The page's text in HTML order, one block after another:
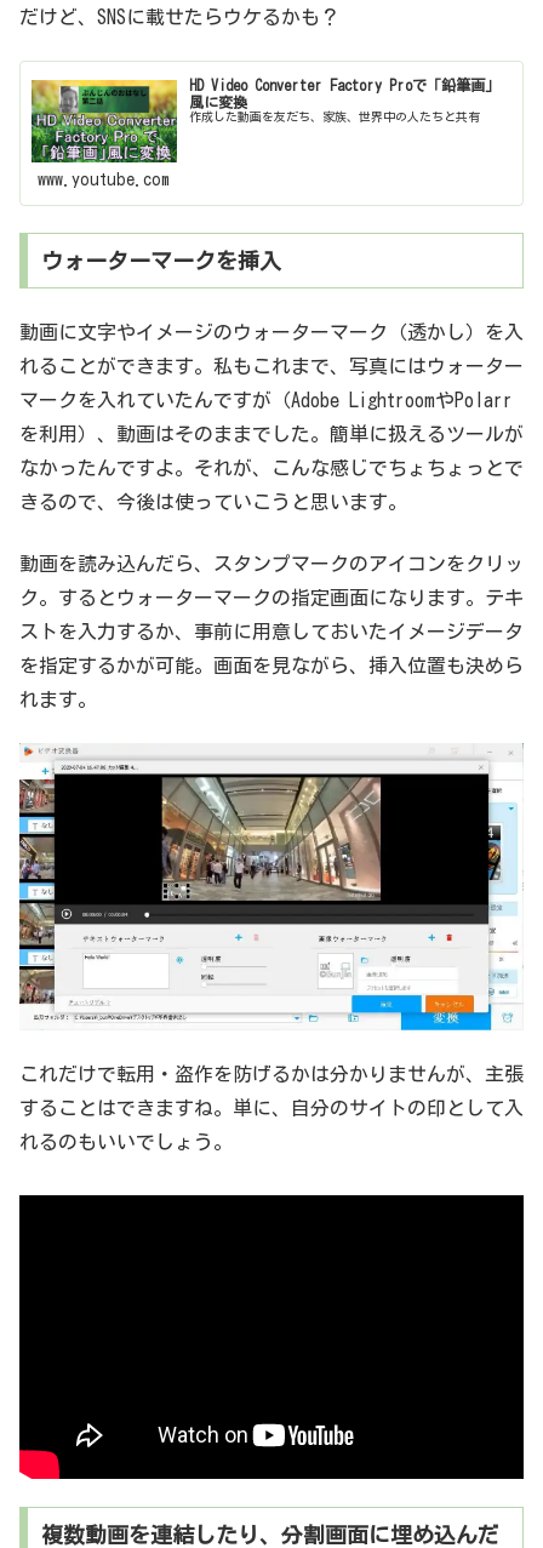
だけど、SNSに載せたらウケるかも？
HD Video Converter Factory Proで「鉛筆画」
風に変換
作成した動画を友だち、家族、世界中の人たちと共有
www.youtube.com
ウォーターマークを挿入
動画に文字やイメージのウォーターマーク（透かし）を入
れることができます。私もこれまで、写真にはウォーター
マークを入れていたんですが（Adobe LightroomやPolarr
を利用）、動画はそのままでした。簡単に扱えるツールが
なかったんですよ。それが、こんな感じでちょちょっとで
きるので、今後は使っていこうと思います。
動画を読み込んだら、スタンプマークのアイコンをクリッ
ク。するとウォーターマークの指定画面になります。テキ
ストを入力するか、事前に用意しておいたイメージデータ
を指定するかが可能。画面を見ながら、挿入位置も決めら
れます。
これだけで転用・盗作を防げるかは分かりませんが、主張
することはできますね。単に、自分のサイトの印として入
れるのもいいでしょう。
複数動画を連結したり、分割画面に埋め込んだ